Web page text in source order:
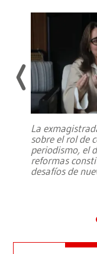
La
sobre el rol de
periodismo, el
reformas
desafíos de